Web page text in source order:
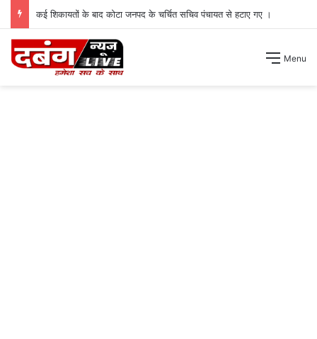
कई शिकायतों के बाद कोटा जनपद के चर्चित सचिव पंचायत से हटाए गए ।
Menu